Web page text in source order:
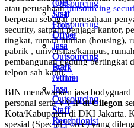
Outsourcing
Staff
Front
Office
Jasa
Outsourcing
Back
Office
Jasa
Outsourcing
Staff
Receptionist
(OB)
Jasa
Outsourcing
Driver
Jasa
Outsourcing
Staff
Admin
Jasa
Outsourcing
Staff
Front
atau perusahaanoutsourcing
berperan sebagai perusahaan
security, satpam penjaga kantor,
tingkat, rumah hunian (housing),
pabrik , universitas/kampus,
pembangunan gedung bertingkat
telpon sah kami.
BIN menawarkan jasa bodyguard
personal serta VVIP diCilegon
Kota/Kabupaten di DKI Jakarta.
spesial (Special Force) yang